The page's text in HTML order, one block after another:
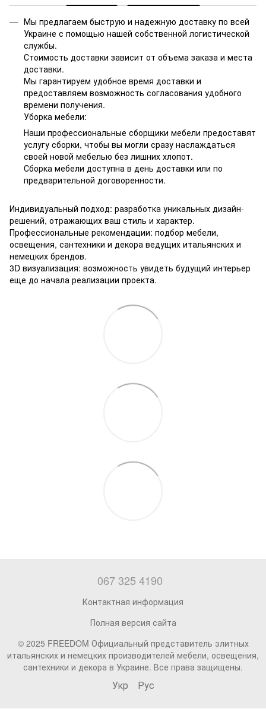
Мы предлагаем быструю и надежную доставку по всей
Украине с помощью нашей собственной логистической
службы.
Стоимость доставки зависит от объема заказа и места
доставки.
Мы гарантируем удобное время доставки и
предоставляем возможность согласования удобного
времени получения.
Уборка мебели:
Наши профессиональные сборщики мебели предоставят
услугу сборки, чтобы вы могли сразу наслаждаться
своей новой мебелью без лишних хлопот.
Сборка мебели доступна в день доставки или по
предварительной договоренности.
Индивидуальный подход: разработка уникальных дизайн-
решений, отражающих ваш стиль и характер.
Профессиональные рекомендации: подбор мебели,
освещения, сантехники и декора ведущих итальянских и
немецких брендов.
3D визуализация: возможность увидеть будущий интерьер
еще до начала реализации проекта.
067 325 4190
Контактная информация
Полная версия сайта
© 2025 FREEDOM Официальный представитель элитных
итальянских и немецких производителей мебели, освещения,
сантехники и декора в Украине. Все права защищены.
Укр Рус